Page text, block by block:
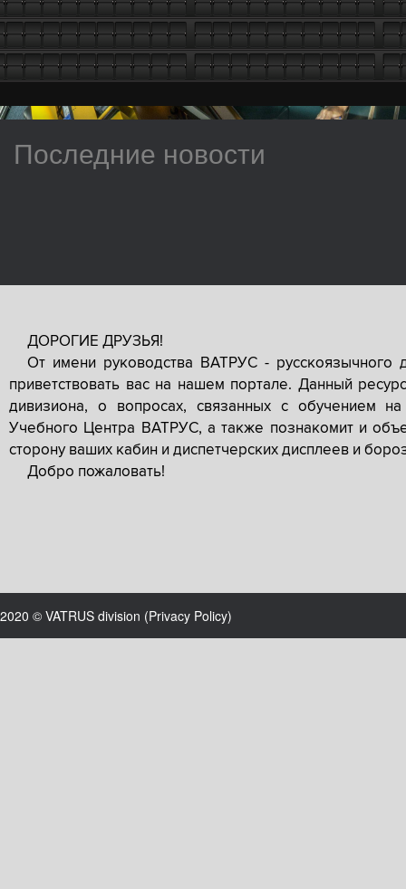
Последние новости
ДОРОГИЕ ДРУЗЬЯ!
От имени руководства ВАТРУС -
приветствовать вас на нашем портале. Данный
дивизиона, о вопросах, связанных с обучением
Учебного Центра ВАТРУС, а также познакомит и
сторону ваших кабин и диспетчерских дисплеев и
Добро пожаловать!
2020 © VATRUS division (Privacy Policy)